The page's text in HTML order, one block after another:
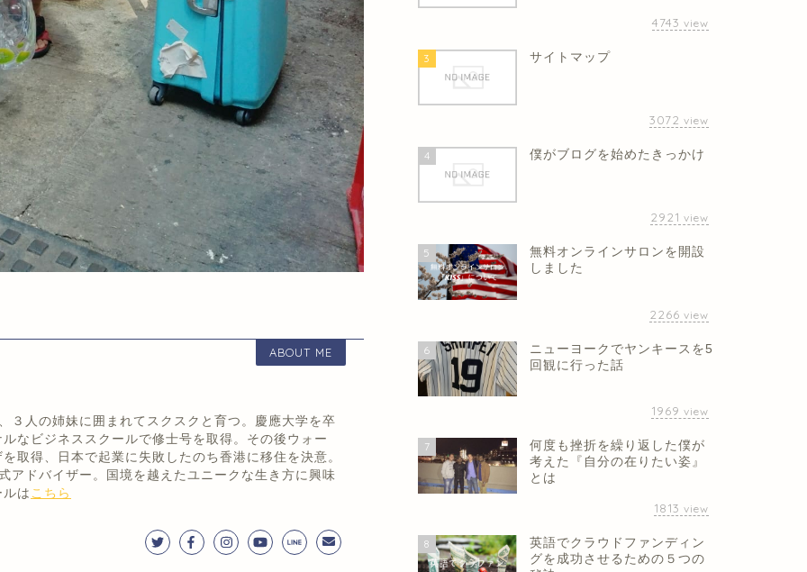
ABOUT ME
３人の姉妹に囲まれてスクスクと育つ。慶應大学を卒
なビジネススクールで修士号を取得。その後ウォー
取得、日本で起業に失敗したのち香港に移住を決意。
アドバイザー。国境を越えたユニークな生き方に興味
は こちら
4743 view
3 サイトマップ
3072 view
4 僕がブログを始めたきっかけ
2921 view
5
無料オンラインサロンを開設
しました
2266 view
6
ニューヨークでヤンキースを5
回観に行った話
1969 view
7
何度も挫折を繰り返した僕が
考えた『自分の在りたい姿』
とは
1813 view
8
英語でクラウドファンディン
グを成功させるための５つの